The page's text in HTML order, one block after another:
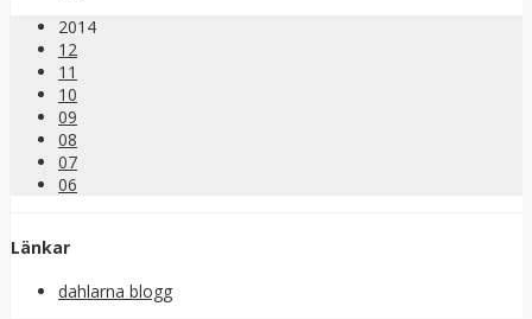
2014
12
11
10
09
08
07
06
Länkar
dahlarna blogg